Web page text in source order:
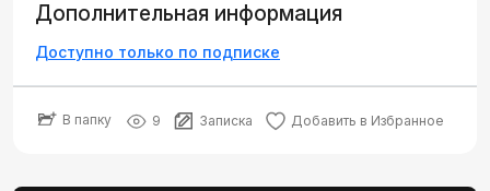
Дополнительная информация
Доступно только по подписке
В папку 9 Записка Добавить в Избранное